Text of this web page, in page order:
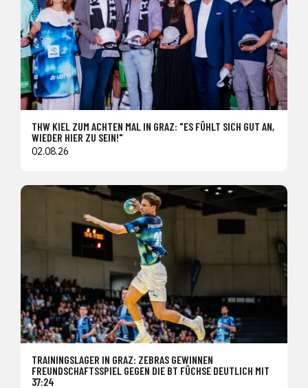
THW KIEL ZUM ACHTEN MAL IN GRAZ: "ES FÜHLT SICH GUT AN,
WIEDER HIER ZU SEIN!"
02.08.26
TRAININGSLAGER IN GRAZ: ZEBRAS GEWINNEN
FREUNDSCHAFTSSPIEL GEGEN DIE BT FÜCHSE DEUTLICH MIT
37:24